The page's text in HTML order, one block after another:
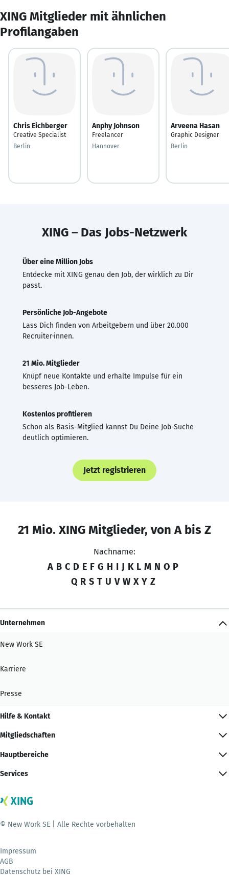
XING Mitglieder mit ähnlichen
Profilangaben
Chris Eichberger
Creative Specialist
Berlin
Anphy Johnson
Freelancer
Hannover
Arveena Hasan
Graphic Designer
Berlin
XING – Das Jobs-Netzwerk
Über eine Million Jobs
Entdecke mit XING genau den Job, der wirklich zu Dir
passt.
Persönliche Job-Angebote
Lass Dich finden von Arbeitgebern und über 20.000
Recruiter·innen.
21 Mio. Mitglieder
Knüpf neue Kontakte und erhalte Impulse für ein
besseres Job-Leben.
Kostenlos profitieren
Schon als Basis-Mitglied kannst Du Deine Job-Suche
deutlich optimieren.
Jetzt registrieren
21 Mio. XING Mitglieder, von A bis Z
Nachname:
A B C D E F G H I J K L M N O P
Q R S T U V W X Y Z
Unternehmen
New Work SE
Karriere
Presse
Hilfe & Kontakt
Mitgliedschaften
Hauptbereiche
Services
© New Work SE | Alle Rechte vorbehalten
Impressum
AGB
Datenschutz bei XING